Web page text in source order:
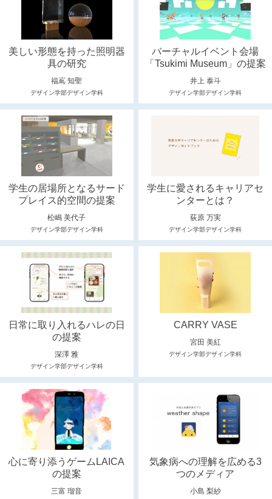
美しい形態を持った照明器
具の研究
福嶌 知聖
デザイン学部デザイン学科
バーチャルイベント会場
「Tsukimi Museum」の提案
井上 泰斗
デザイン学部デザイン学科
学生の居場所となるサード
プレイス的空間の提案
松嶋 美代子
デザイン学部デザイン学科
学生に愛されるキャリアセ
ンターとは？
荻原 万実
デザイン学部デザイン学科
日常に取り入れるハレの日
の提案
深澤 雅
デザイン学部デザイン学科
CARRY VASE
宮田 美紅
デザイン学部デザイン学科
心に寄り添うゲームLAICA
の提案
三富 瑠音
気象病への理解を広める3
つのメディア
小島 梨紗